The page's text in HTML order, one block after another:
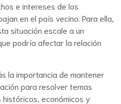
e intereses de los
en el país vecino. Para ella,
situación escale a un
podría afectar la relación
la importancia de mantener
para resolver temas
económicos y